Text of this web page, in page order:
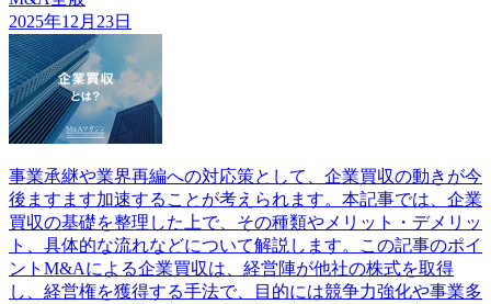
2025年12月23日
事業承継や業界再編への対応策として、企業買収の動きが今
後ますます加速することが考えられます。本記事では、企業
買収の基礎を整理した上で、その種類やメリット・デメリッ
ト、具体的な流れなどについて解説します。この記事のポイ
ントM&Aによる企業買収は、経営陣が他社の株式を取得
し、経営権を獲得する手法で、目的には競争力強化や事業多